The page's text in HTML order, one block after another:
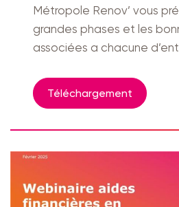
Métropole Renov’ vous
grandes phases et les
associées a chacune
Téléchargement